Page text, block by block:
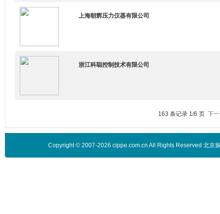
上海朝辉压力仪器有限公司
浙江科聪控制技术有限公司
163 条记录 1/6 页 下
Copyright © 2007-2026 cippe.com.cn All Rights Reserved 北